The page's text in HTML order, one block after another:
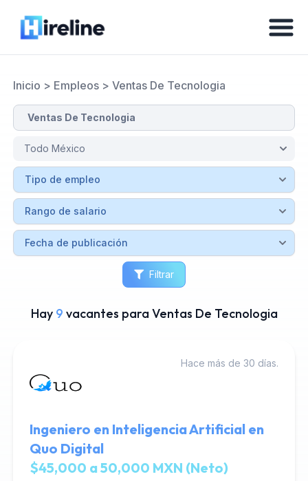
Inicio > Empleos> Ventas De Tecnologia
Filtrar
Hay 9 vacantes para Ventas De Tecnologia
Hace más de 30 días.
Ingeniero en Inteligencia Artificial en
Quo Digital
$45,000 a 50,000 MXN (Neto)